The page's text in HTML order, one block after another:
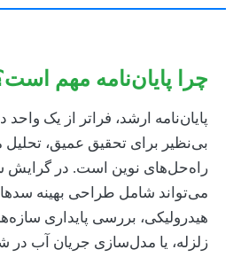
پایان‌نامه مهم است؟
ارشد، فراتر از یک واحد
برای تحقیق عمیق، تحلیل مسائل
نوین است. در گرایش
شامل طراحی بهینه سدها،
بررسی پایداری سازه‌ها در
یا مدل‌سازی جریان آب در